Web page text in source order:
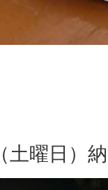
館長
土曜日）